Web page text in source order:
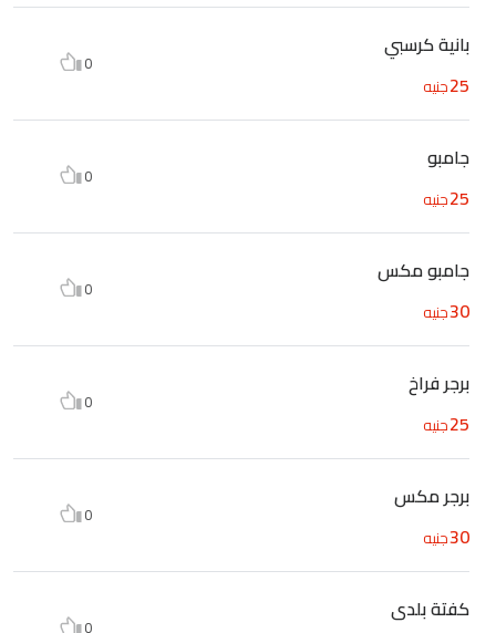
بانية كرسبي
25جنيه
0
جامبو
25جنيه
0
جامبو مكس
30جنيه
0
برجر فراخ
25جنيه
0
برجر مكس
30جنيه
0
كفتة بلدى
0